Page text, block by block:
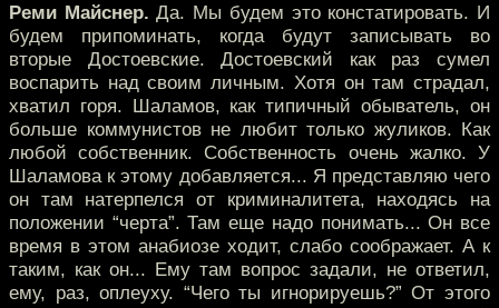
Реми Майснер. Да. Мы будем это констатировать. И
будем припоминать, когда будут записывать во
вторые Достоевские. Достоевский как раз сумел
воспарить над своим личным. Хотя он там страдал,
хватил горя. Шаламов, как типичный обыватель, он
больше коммунистов не любит только жуликов. Как
любой собственник. Собственность очень жалко. У
Шаламова к этому добавляется... Я представляю чего
он там натерпелся от криминалитета, находясь на
положении “черта”. Там еще надо понимать... Он все
время в этом анабиозе ходит, слабо соображает. А к
таким, как он... Ему там вопрос задали, не ответил,
ему, раз, оплеуху. “Чего ты игнорируешь?” От этого